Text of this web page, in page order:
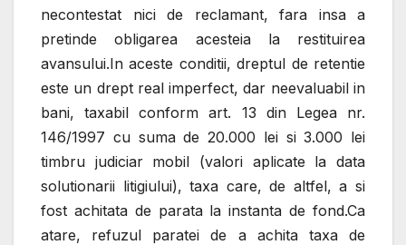
necontestat nici de reclamant, fara insa a
pretinde obligarea acesteia la restituirea
avansului.In aceste conditii, dreptul de retentie
este un drept real imperfect, dar neevaluabil in
bani, taxabil conform art. 13 din Legea nr.
146/1997 cu suma de 20.000 lei si 3.000 lei
timbru judiciar mobil (valori aplicate la data
solutionarii litigiului), taxa care, de altfel, a si
fost achitata de parata la instanta de fond.Ca
atare, refuzul paratei de a achita taxa de